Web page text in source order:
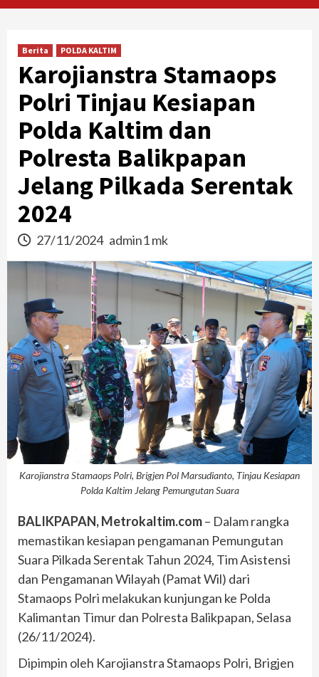
Berita POLDA KALTIM
Karojianstra Stamaops
Polri Tinjau Kesiapan
Polda Kaltim dan
Polresta Balikpapan
Jelang Pilkada Serentak
2024
27/11/2024 admin1 mk
Karojianstra Stamaops Polri, Brigjen Pol Marsudianto, Tinjau Kesiapan
Polda Kaltim Jelang Pemungutan Suara
BALIKPAPAN, Metrokaltim.com– Dalam rangka
memastikan kesiapan pengamanan Pemungutan
Suara Pilkada Serentak Tahun 2024, Tim Asistensi
dan Pengamanan Wilayah (Pamat Wil) dari
Stamaops Polri melakukan kunjungan ke Polda
Kalimantan Timur dan Polresta Balikpapan, Selasa
(26/11/2024).
Dipimpin oleh Karojianstra Stamaops Polri, Brigjen